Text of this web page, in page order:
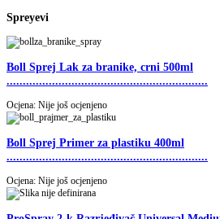
Spreyevi
Boll Sprej Lak za branike, crni 500ml
..............................................................
Ocjena: Nije još ocjenjeno
Boll Sprej Primer za plastiku 400ml
..............................................................
Ocjena: Nije još ocjenjeno